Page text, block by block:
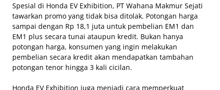
Spesial di Honda EV Exhibition, PT Wahana Makmur Sejati
tawarkan promo yang tidak bisa ditolak. Potongan harga
sampai dengan Rp 18,1 juta untuk pembelian EM1 dan
EM1 plus secara tunai ataupun kredit. Bukan hanya
potongan harga, konsumen yang ingin melakukan
pembelian secara kredit akan mendapatkan tambahan
potongan tenor hingga 3 kali cicilan.
Honda EV Exhibition juga menjadi cara memperkuat